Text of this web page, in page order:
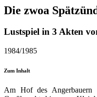
Die zwoa
Lustspiel in 3 Akten
1984/1985
Zum Inhalt
Am Hof des